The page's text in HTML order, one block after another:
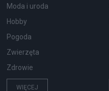
Moda i uroda
Hobby
Pogoda
Zwierzęta
Zdrowie
WIĘCEJ